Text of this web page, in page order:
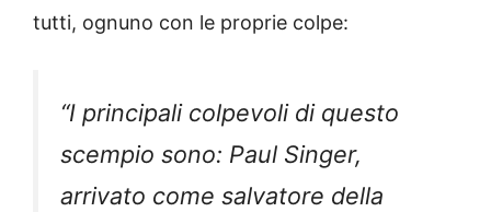
tutti, ognuno con le proprie colpe:
“I principali colpevoli di questo
scempio sono: Paul Singer,
arrivato come salvatore della